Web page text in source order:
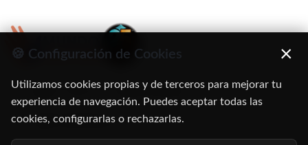
C/ Oruro, 11. 28016 Madrid
91 345 06 26
🍪 Configuración de Cookies ×
Utilizamos cookies propias y de terceros para mejorar tu
experiencia de navegación. Puedes aceptar todas las
cookies, configurarlas o rechazarlas.